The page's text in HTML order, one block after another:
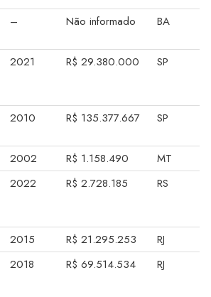
– Não informado BA
2021 R$ 29.380.000 SP
2010 R$ 135.377.667 SP
2002 R$ 1.158.490
MT
2022 R$ 2.728.185 RS
2015 R$ 21.295.253
RJ
2018 R$ 69.514.534 RJ